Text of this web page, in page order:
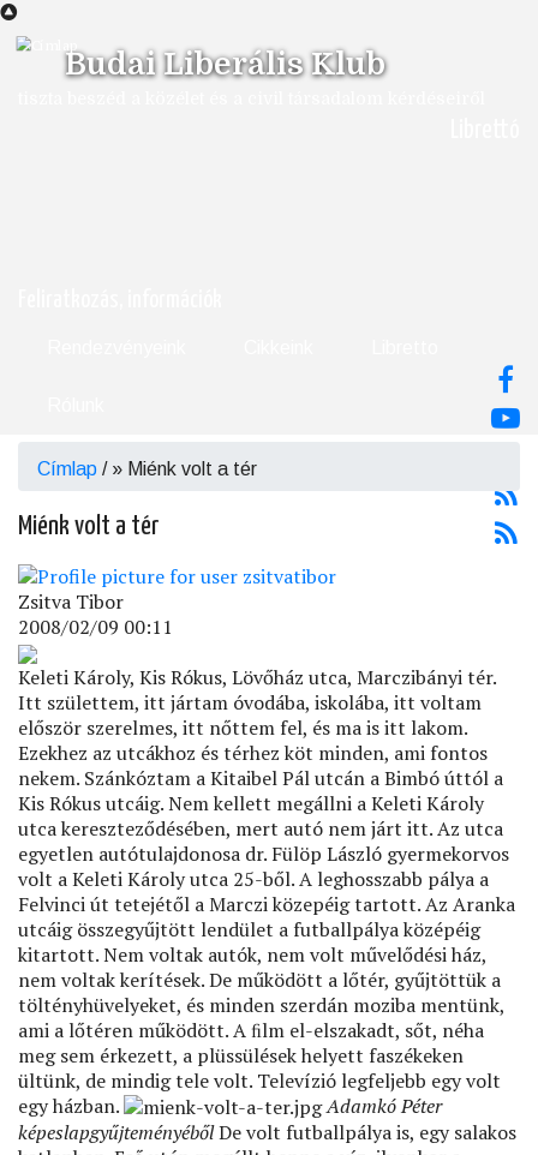
Ugrás
tartalomraBudai Liberális Klub
Morzsa
Címlap / Miénk volt a tér
Miénk volt a tér
Zsitva Tibor
2008/02/09 00:11
Keleti Károly, Kis Rókus, Lövőház utca, Marczibányi tér.
Itt születtem, itt jártam óvodába, iskolába, itt voltam
először szerelmes, itt nőttem fel, és ma is itt lakom.
Ezekhez az utcákhoz és térhez köt minden, ami fontos
nekem. Szánkóztam a Kitaibel Pál utcán a Bimbó úttól a
Kis Rókus utcáig. Nem kellett megállni a Keleti Károly
utca kereszteződésében, mert autó nem járt itt. Az utca
egyetlen autótulajdonosa dr. Fülöp László gyermekorvos
volt a Keleti Károly utca 25-ből. A leghosszabb pálya a
Felvinci út tetejétől a Marczi közepéig tartott. Az Aranka
utcáig összegyűjtött lendület a futballpálya középéig
kitartott. Nem voltak autók, nem volt művelődési ház,
nem voltak kerítések. De működött a lőtér, gyűjtöttük a
töltényhüvelyeket, és minden szerdán moziba mentünk,
ami a lőtéren működött. A ﬁlm el-elszakadt, sőt, néha
meg sem érkezett, a plüssülések helyett faszékeken
ültünk, de mindig tele volt. Televízió legfeljebb egy volt
egy házban.
Adamkó Péter
képeslapgyűjteményébőlDe volt futballpálya is, egy salakos